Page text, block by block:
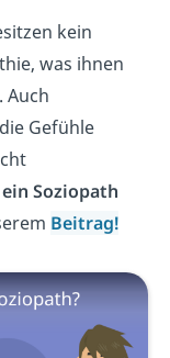
kein
was ihnen
Auch
Gefühle
ein Soziopath
Beitrag!